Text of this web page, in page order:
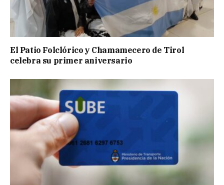
El Patio Folclórico y Chamamecero de Tirol
celebra su primer aniversario